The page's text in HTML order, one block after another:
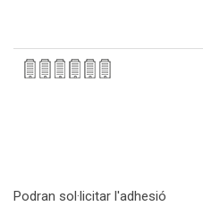
Podran sol·licitar l'adhesió